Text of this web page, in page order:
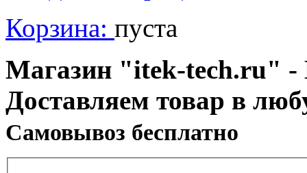
Корзина: пуста
Магазин "itek-tech.ru" -
Доставляем товар в
Cамовывоз бесплатно